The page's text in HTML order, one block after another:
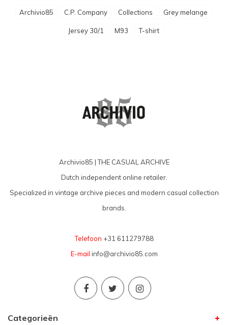
Archivio85 C.P. Company Collections Grey melange
Jersey 30/1 M93 T-shirt
Archivio85 | THE CASUAL ARCHIVE
Dutch independent online retailer.
Specialized in vintage archive pieces and modern casual collection
brands.
Telefoon +31 611279788
E-mail info@archivio85.com
Categorieën